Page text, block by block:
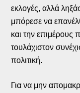
εκλογές, αλλά
μπόρεσε να
και την
τουλάχιστον
πολιτική.
Για να μην